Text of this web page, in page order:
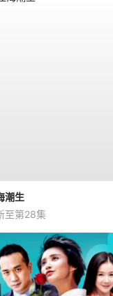
潮生
至第28集